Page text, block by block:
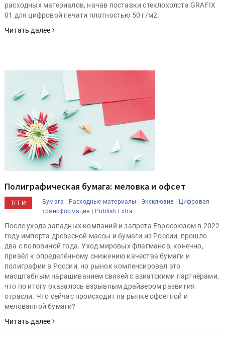
расходных материалов, начав поставки стеклохолста GRAFIX
01 для цифровой печати плотностью 50 г/м2.
Читать далее
Полиграфическая бумага: меловка и офсет
ТЕГИ Бумага | Расходные материалы | Эксклюзив | Цифровая
трансформация | Publish Extra |
После ухода западных компаний и запрета Евросоюзом в 2022
году импорта древесной массы и бумаги из России, прошло
два с половиной года. Уход мировых флагманов, конечно,
привёл к определённому снижению качества бумаги и
полиграфии в России, но рынок компенсировал это
масштабным наращиванием связей с азиатскими партнёрами,
что по итогу оказалось взрывным драйвером развития
отрасли. Что сейчас происходит на рынке офсетной и
мелованной бумаги?
Читать далее